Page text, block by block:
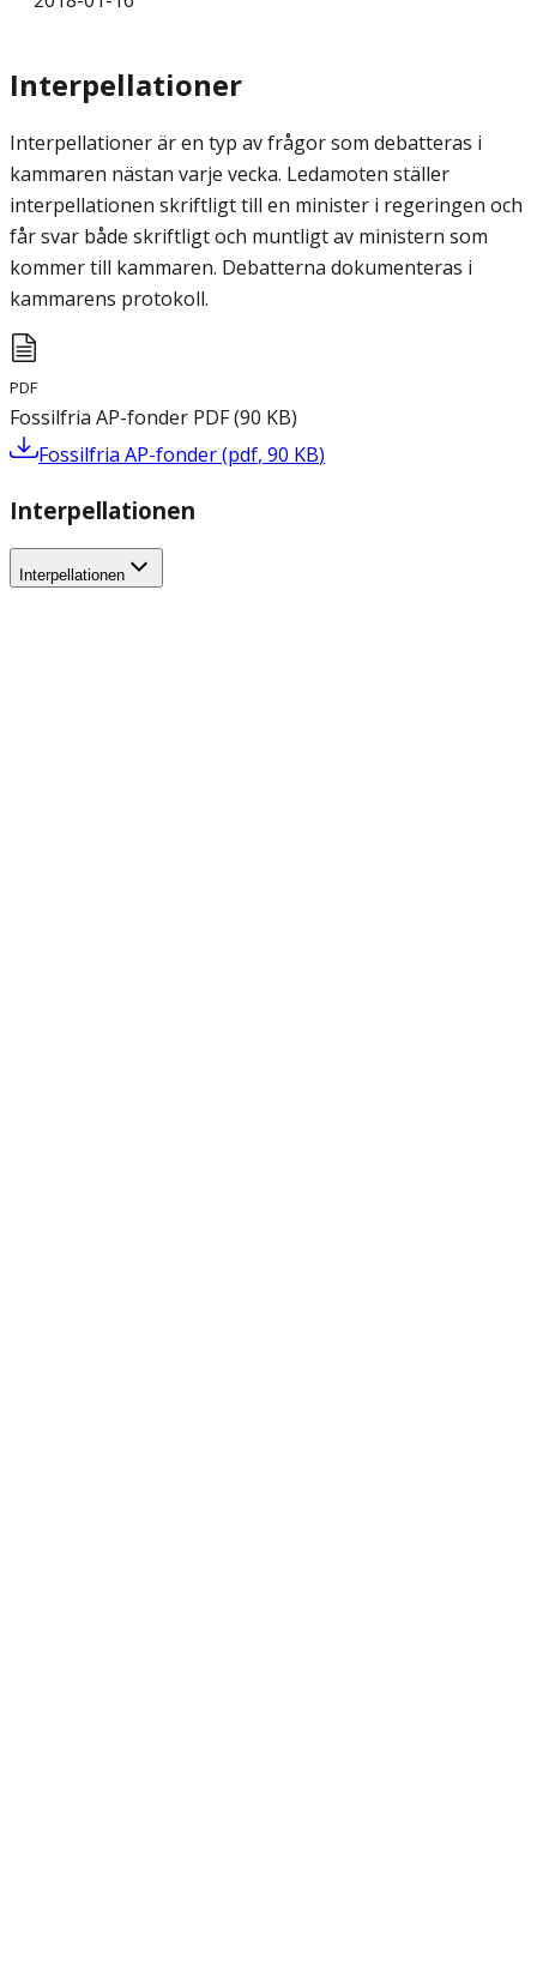
Interpellationer
Interpellationer är en typ av frågor som debatteras i
kammaren nästan varje vecka. Ledamoten ställer
interpellationen skriftligt till en minister i regeringen och
får svar både skriftligt och muntligt av ministern som
kommer till kammaren. Debatterna dokumenteras i
kammarens protokoll.
PDF
Fossilfria AP-fonder PDF(90 KB)
Fossilfria AP-fonder(pdf, 90 KB)
Interpellationen
Interpellationen